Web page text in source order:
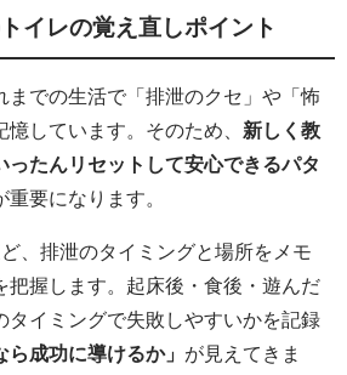
イレの覚え直しポイント
までの生活で「排泄のクセ」や「怖
しています。そのため、 新しく教
ったんリセットして安心できるパタ
重要になります。
、排泄のタイミングと場所をメモ
把握します。起床後・食後・遊んだ
タイミングで失敗しやすいかを記録
ら成功に導けるか」 が見えてきま